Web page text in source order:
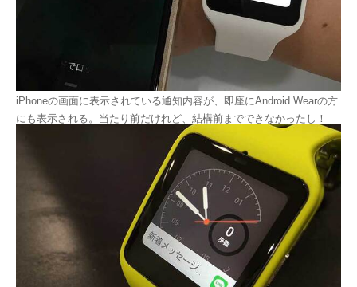
iPhoneの画面に表示されている通知内容が、即座にAndroid Wearの方
にも表示される。当たり前だけれど、結構前までできなかったし！